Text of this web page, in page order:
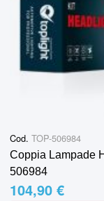
Cod. TOP-506984
Coppia Lampade
506984
104,90 €